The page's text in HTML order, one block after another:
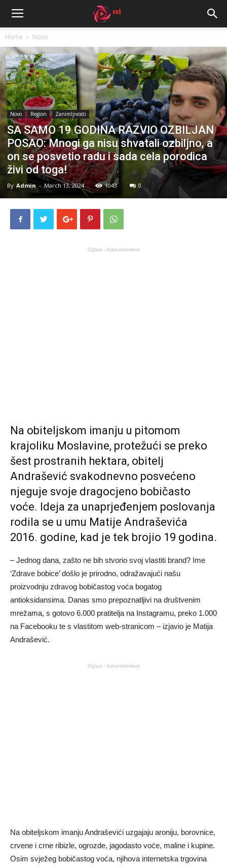
Home Novo
Novo Region Zanimljivosti
SA SAMO 19 GODINA RAZVIO OZBILJAN
POSAO: Mnogi ga nisu shvatali ozbiljno, a
on se posvetio radu i sada cela porodica
živi od toga!
By Admin - March 13, 2024 1043 0
Oglasi - Advertisement
Na obiteljskom imanju u pitomom
krajoliku Moslavine, protežući se preko
šest prostranih hektara, obitelj
Andrašević svakodnevno posvećeno
njeguje svoje dragocjeno bobičasto
voće. Ideja za unaprjeđenjem poslovanja
rodila se u umu Matije Andraševića
2016. godine, kad je tek brojio 19 godina.
– Jednog dana, zašto ne bih stvorio svoj vlastiti brand? Ime
‘Zdrave bobice’ došlo je prirodno, odražavajući našu
proizvodnju zdravog bobičastog voća bogatog
antioksidansima. Danas smo prepoznatljivi na društvenim
mrežama, s gotovo 6.000 pratitelja na Instagramu, preko 1.000
na Facebooku te s vlastitom web-stranicom – izjavio je Matija
Andrašević.
Oglasi - Advertisement
Na obiteljskom imanju Andraševići uzgajaju aroniju, borovnice,
crvene i crne ribizle, ogrozde, jagodasto voće, maline i kupine.
Osim svježeg bobičastog voća, njihova internetska trgovina